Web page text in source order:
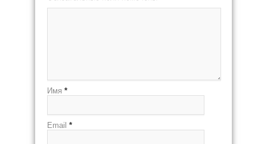
Имя *
Email *